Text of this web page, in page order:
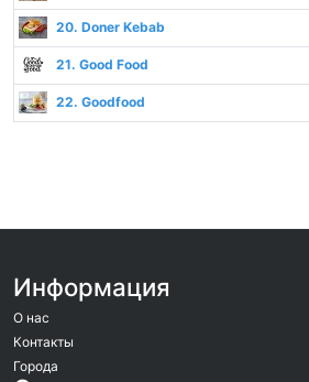
20. Doner Kebab
21. Good Food
22. Goodfood
Информация
О нас
Контакты
Города